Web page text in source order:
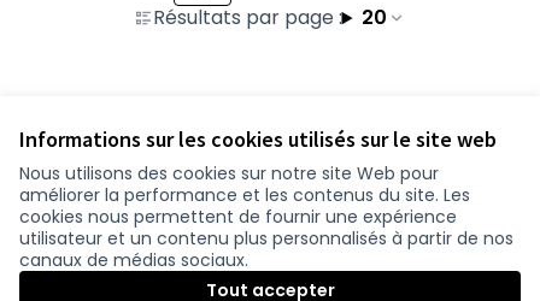
Informations sur les cookies utilisés sur le site web
Nous utilisons des cookies sur notre site Web pour
améliorer la performance et les contenus du site. Les
cookies nous permettent de fournir une expérience
utilisateur et un contenu plus personnalisés à partir de nos
canaux de médias sociaux.
Tout accepter
Résultats par page : 20
Conditions d'utilisation
Paramètres des cookies
participer.loire-atlantique.fr sur Facebook
(Nouvelle fenêtre)
participer.loire-atlantique.fr sur Instagram
(Nouvelle fenêtre)
participer.loire-atlantique.fr sur YouTube
(Nouvelle fenêtre)